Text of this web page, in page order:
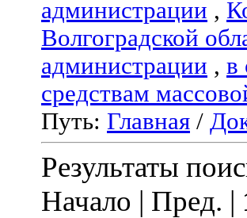
администрации ,
Волгоградской
администрации , в
средствам
Путь: Главная /
Результаты
Начало | Пред. |